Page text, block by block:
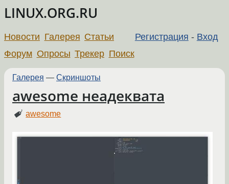
LINUX.ORG.RU
Регистрация - Вход
Новости Галерея Статьи
Форум Опросы Трекер Поиск
Галерея — Скриншоты
awesome неадеквата
awesome